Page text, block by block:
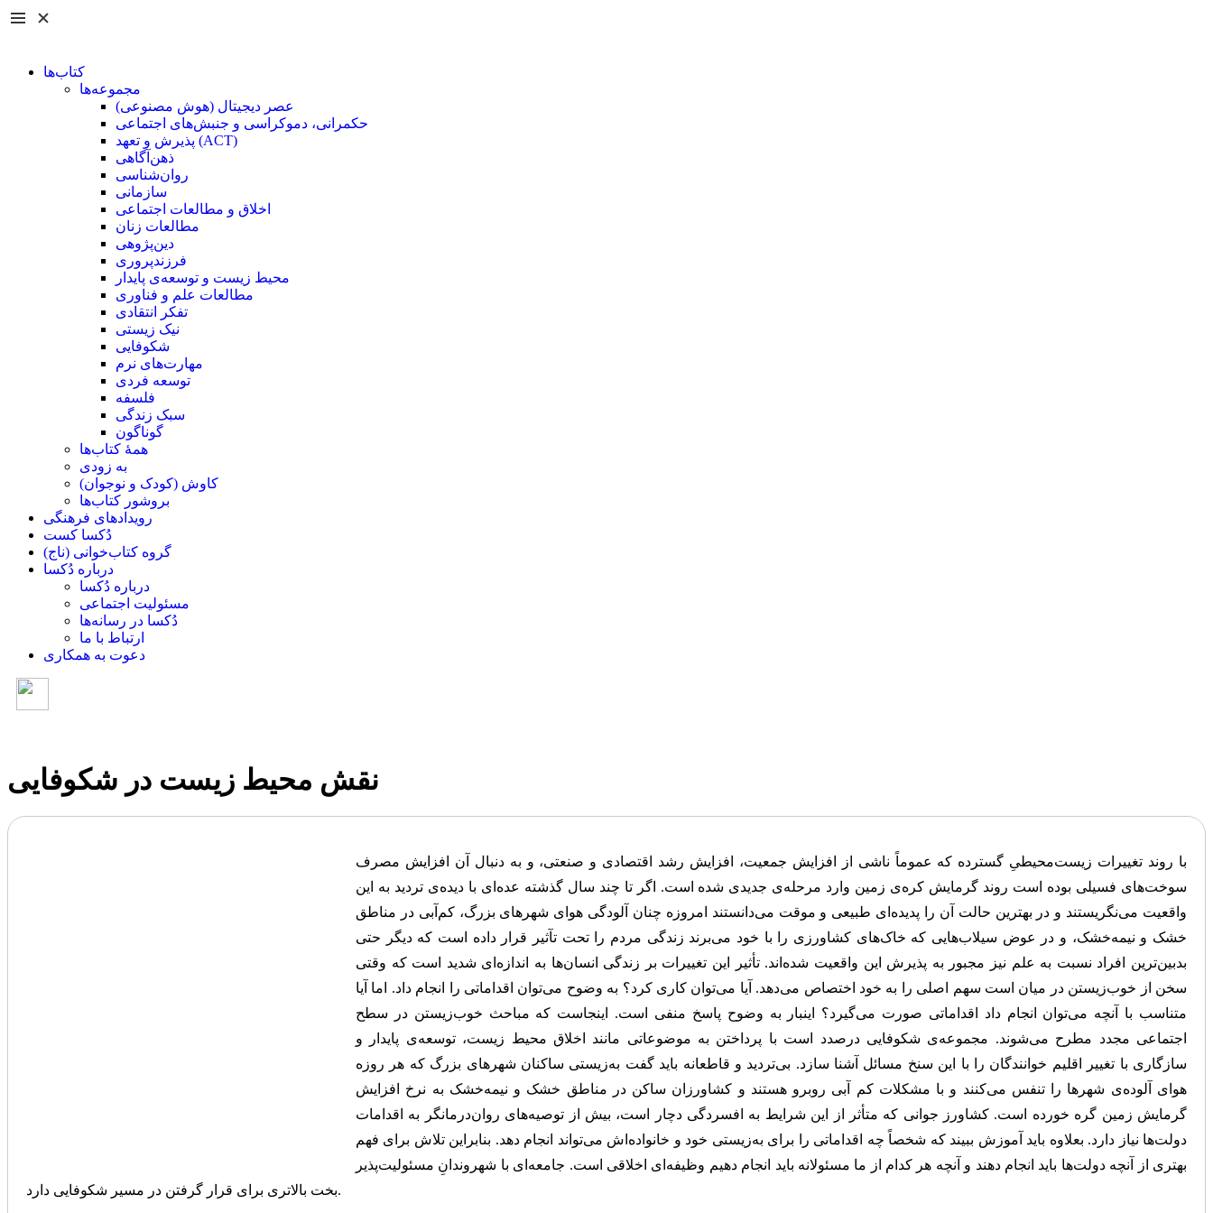
کتاب‌ها
مجموعه‌ها
عصر دیجیتال (هوش مصنوعی)
حکمرانی، دموکراسی و جنبش‌های اجتماعی
پذیرش و تعهد (ACT)
ذهن‌آگاهی
روان‌شناسی
سازمانی
اخلاق و مطالعات اجتماعی
مطالعات زنان
دین‌پژوهی
فرزند‌پروری
محیط زیست و توسعه‌ی پایدار
مطالعات علم و فناوری
تفکر انتقادی
نیک زیستی
شکوفایی
مهارت‌های نرم
توسعه فردی
فلسفه
سبک زندگی
گوناگون
همۀ کتاب‌ها
به زودی
کاوش (کودک و ‌نوجوان)
بروشور کتاب‌ها
رویدادهای فرهنگی
دُکسا کست
گروه کتاب‌خوانی (ناج)
درباره دُکسا
درباره دُکسا
مسئولیت اجتماعی
دُکسا در رسانه‌ها
ارتباط با ما
دعوت به همکاری
نقش محیط زیست در شکوفایی
با روند تغییرات زیست‌محیطیِ گسترده که عموماً ناشی از افزایش جمعیت، افزایش رشد اقتصادی و صنعتی، و به دنبال آن افزایش مصرف
سوخت‌های فسیلی بوده است روند گرمایش کره‌ی زمین وارد مرحله‌ی جدیدی شده است. اگر تا چند سال گذشته عده‌ای با دیده‌ی تردید به این
واقعیت می‌نگریستند و در بهترین حالت آن را پدیده‌ای طبیعی و موقت می‌دانستند امروزه چنان آلودگی هوای شهرهای بزرگ، کم‌آبی در مناطق
خشک و نیمه‌خشک، و در عوض سیلاب‌هایی که خاک‌های کشاورزی را با خود می‌برند زندگی مردم را تحت تآثیر قرار داده است که دیگر حتی
بدبین‌ترین افراد نسبت به علم نیز مجبور به پذیرش این واقعیت شده‌اند. تأثیر این تغییرات بر زندگی انسان‌ها به اندازه‌ای شدید است که وقتی
سخن از خوب‌زیستن در میان است سهم اصلی را به خود اختصاص می‌دهد. آیا می‌توان کاری کرد؟ به وضوح می‌توان اقداماتی را انجام داد. اما آیا
متناسب با آنچه می‌توان انجام داد اقداماتی صورت می‌گیرد؟ اینبار به وضوح پاسخ منفی است. اینجاست که مباحث خوب‌زیستن در سطح
اجتماعی مجدد مطرح می‌شوند. مجموعه‌ی شکوفایی درصدد است با پرداختن به موضوعاتی مانند اخلاق محیط زیست، توسعه‌ی پایدار و
سازگاری با تغییر اقلیم خوانندگان را با این سنخ مسائل آشنا سازد. بی‌تردید و قاطعانه باید گفت به‌زیستی ساکنان شهرهای بزرگ که هر روزه
هوای آلوده‌ی شهرها را تنفس می‌کنند و با مشکلات کم آبی روبرو هستند و کشاورزان ساکن در مناطق خشک و نیمه‌خشک به نرخ افزایش
گرمایش زمین گره خورده است. کشاورز جوانی که متأثر از این شرایط به افسردگی دچار است، بیش از توصیه‌های روان‌درمانگر به اقدامات
دولت‌ها نیاز دارد. بعلاوه باید آموزش ببیند که شخصاً چه اقداماتی را برای به‌زیستی خود و خانواده‌اش می‌تواند انجام دهد. بنابراین تلاش برای فهم
بهتری از آنچه دولت‌ها باید انجام دهند و آنچه هر کدام از ما مسئولانه باید انجام دهیم وظیفه‌ای اخلاقی است. جامعه‌ای با شهروندانِ مسئولیت‌پذیر
بخت بالاتری برای قرار گرفتن در مسیر شکوفایی دارد.